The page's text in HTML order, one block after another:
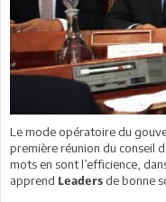
Le mode opératoire du
première réunion du conseil
mots en sont l’efficience,
apprend Leaders de bonne